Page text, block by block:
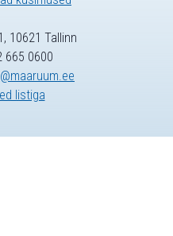
10621 Tallinn
665 0600
listiga